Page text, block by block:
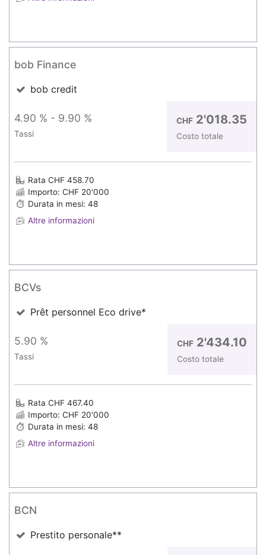
bob Finance
bob credit
4.90 % - 9.90 %
Tassi
CHF 2'018.35
Costo totale
Rata CHF 458.70
Importo: CHF 20'000
Durata in mesi: 48
Altre informazioni
BCVs
Prêt personnel Eco drive*
5.90 %
Tassi
CHF 2'434.10
Costo totale
Rata CHF 467.40
Importo: CHF 20'000
Durata in mesi: 48
Altre informazioni
BCN
Prestito personale**